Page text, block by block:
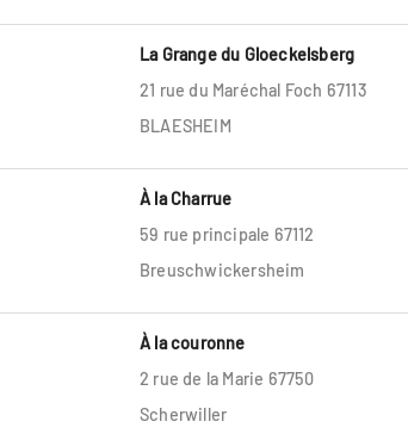
La Grange du Gloeckelsberg
21 rue du Maréchal Foch 67113
BLAESHEIM
À la Charrue
59 rue principale 67112
Breuschwickersheim
À la couronne
2 rue de la Marie 67750
Scherwiller